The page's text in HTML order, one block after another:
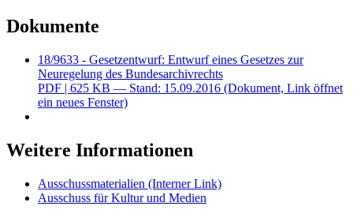
Dokumente
18/9633 - Gesetzentwurf: Entwurf eines Gesetzes zur
Neuregelung des Bundesarchivrechts
PDF | 625 KB — Stand: 15.09.2016 (Dokument, Link öffnet
ein neues Fenster)
Weitere Informationen
Ausschussmaterialien (Interner Link)
Ausschuss für Kultur und Medien